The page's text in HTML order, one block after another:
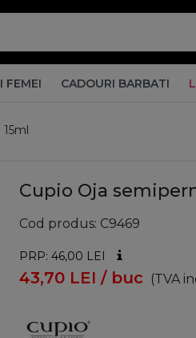
FEMEI CADOURI BARBATI
Cupio Oja
Cod produs C9469
PRP: 46,00 LEI
43,70 LEI / buc (TVA